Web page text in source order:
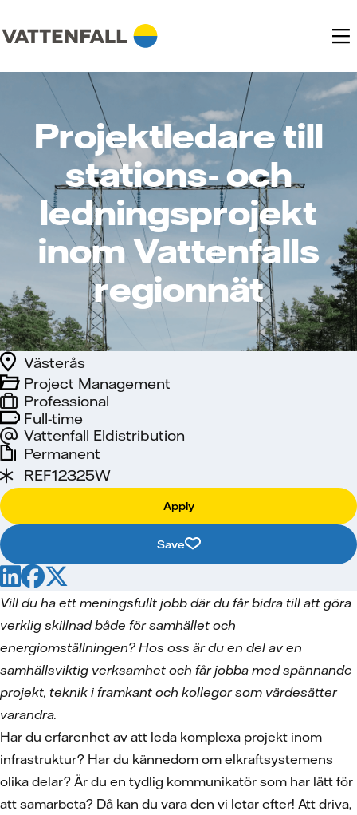
Projektledare till
stations- och
ledningsprojekt
inom Vattenfalls
regionnät
Full-time
Vattenfall Eldistribution
Project Management
Västerås
Professional
Permanent
REF12325W
Apply
Save
Vill du ha ett meningsfullt jobb där du får bidra till att göra
verklig skillnad både för samhället och
energiomställningen? Hos oss är du en del av en
samhällsviktig verksamhet och får jobba med spännande
projekt, teknik i framkant och kollegor som värdesätter
varandra.
Har du erfarenhet av att leda komplexa projekt inom
infrastruktur? Har du kännedom om elkraftsystemens
olika delar? Är du en tydlig kommunikatör som har lätt för
att samarbeta? Då kan du vara den vi letar efter! Att driva,